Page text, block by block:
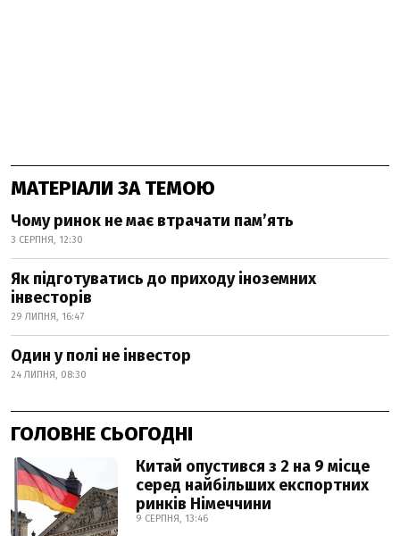
МАТЕРІАЛИ ЗА ТЕМОЮ
Чому ринок не має втрачати пам’ять
3 СЕРПНЯ, 12:30
Як підготуватись до приходу іноземних
інвесторів
29 ЛИПНЯ, 16:47
Один у полі не інвестор
24 ЛИПНЯ, 08:30
ГОЛОВНЕ СЬОГОДНІ
Китай опустився з 2 на 9 місце
серед найбільших експортних
ринків Німеччини
9 СЕРПНЯ, 13:46